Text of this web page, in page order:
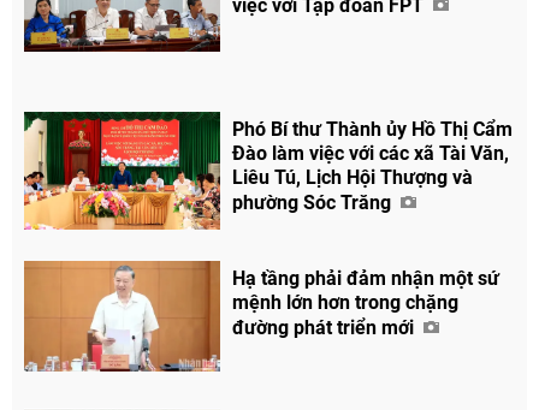
việc với Tập đoàn FPT
Phó Bí thư Thành ủy Hồ Thị Cẩm
Đào làm việc với các xã Tài Văn,
Liêu Tú, Lịch Hội Thượng và
phường Sóc Trăng
Hạ tầng phải đảm nhận một sứ
mệnh lớn hơn trong chặng
đường phát triển mới